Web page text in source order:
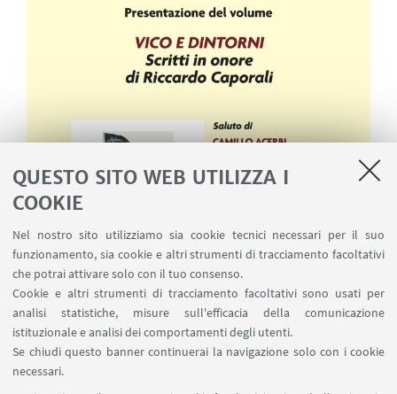
QUESTO SITO WEB UTILIZZA I
COOKIE
Nel nostro sito utilizziamo sia cookie tecnici necessari per il suo
funzionamento, sia cookie e altri strumenti di tracciamento facoltativi
che potrai attivare solo con il tuo consenso.
Cookie e altri strumenti di tracciamento facoltativi sono usati per
analisi statistiche, misure sull'efficacia della comunicazione
istituzionale e analisi dei comportamenti degli utenti.
Se chiudi questo banner continuerai la navigazione solo con i cookie
necessari.